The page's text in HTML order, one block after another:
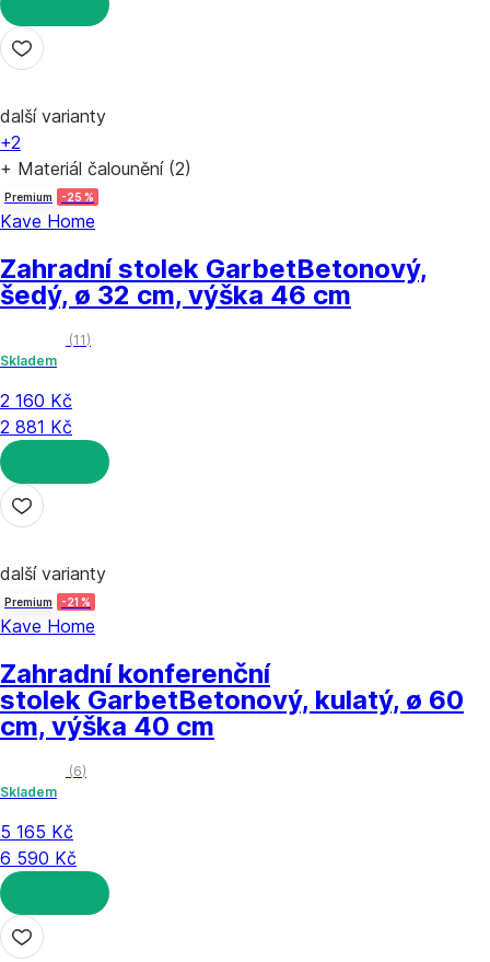
DO KOŠÍKU
další varianty
+2
+ Materiál čalounění (2)
Premium -25 %
Kave Home
Zahradní stolek GarbetBetonový,
šedý, ø 32 cm, výška 46 cm
(11 )
Skladem
2 160 Kč
2 881 Kč
DO KOŠÍKU
další varianty
Premium -21 %
Kave Home
Zahradní konferenční
stolek GarbetBetonový, kulatý, ø 60
cm, výška 40 cm
(6)
Skladem
5 165 Kč
6 590 Kč
DO KOŠÍKU